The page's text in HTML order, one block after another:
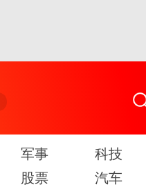
军事 科技
股票 汽车